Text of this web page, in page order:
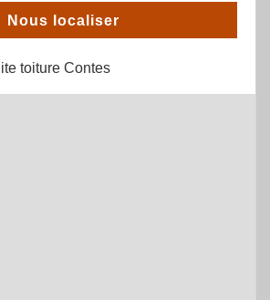
Nous localiser
toiture Contes